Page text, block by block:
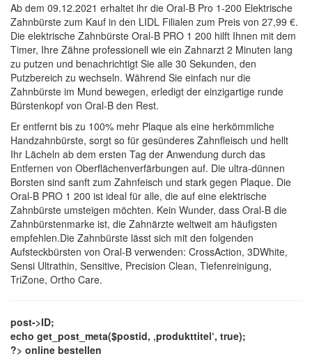
Ab dem 09.12.2021 erhaltet ihr die Oral-B Pro 1-200 Elektrische
Zahnbürste zum Kauf in den LIDL Filialen zum Preis von 27,99 €.
Die elektrische Zahnbürste Oral-B PRO 1 200 hilft Ihnen mit dem
Timer, Ihre Zähne professionell wie ein Zahnarzt 2 Minuten lang
zu putzen und benachrichtigt Sie alle 30 Sekunden, den
Putzbereich zu wechseln. Während Sie einfach nur die
Zahnbürste im Mund bewegen, erledigt der einzigartige runde
Bürstenkopf von Oral-B den Rest.
Er entfernt bis zu 100% mehr Plaque als eine herkömmliche
Handzahnbürste, sorgt so für gesünderes Zahnfleisch und hellt
Ihr Lächeln ab dem ersten Tag der Anwendung durch das
Entfernen von Oberflächenverfärbungen auf. Die ultra-dünnen
Borsten sind sanft zum Zahnfeisch und stark gegen Plaque. Die
Oral-B PRO 1 200 ist ideal für alle, die auf eine elektrische
Zahnbürste umsteigen möchten. Kein Wunder, dass Oral-B die
Zahnbürstenmarke ist, die Zahnärzte weltweit am häufigsten
empfehlen.Die Zahnbürste lässt sich mit den folgenden
Aufsteckbürsten von Oral-B verwenden: CrossAction, 3DWhite,
Sensi Ultrathin, Sensitive, Precision Clean, Tiefenreinigung,
TriZone, Ortho Care.
post->ID;
echo get_post_meta($postid, ‚produkttitel‘, true);
?> online bestellen